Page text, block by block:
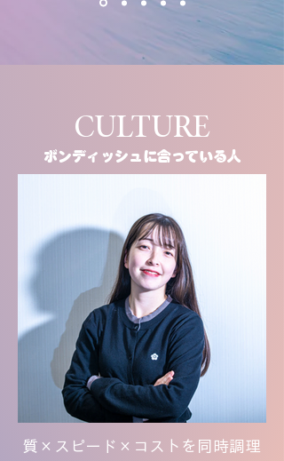
CULTURE
ボンディッシュに合っている人
質×スピード×コストを同時調理